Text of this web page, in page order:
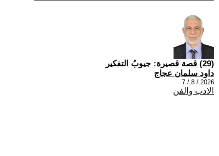
(29) قصة قصيرة: جيوبُ التفكير
داود سلمان عجاج
2026 / 8 / 7
الادب والفن